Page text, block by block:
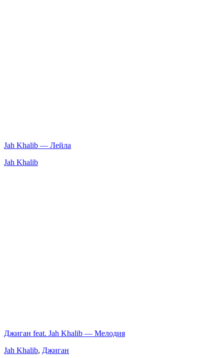
Jah Khalib — Лейла
Jah Khalib
Джиган feat. Jah Khalib — Мелодия
Jah Khalib, Джиган